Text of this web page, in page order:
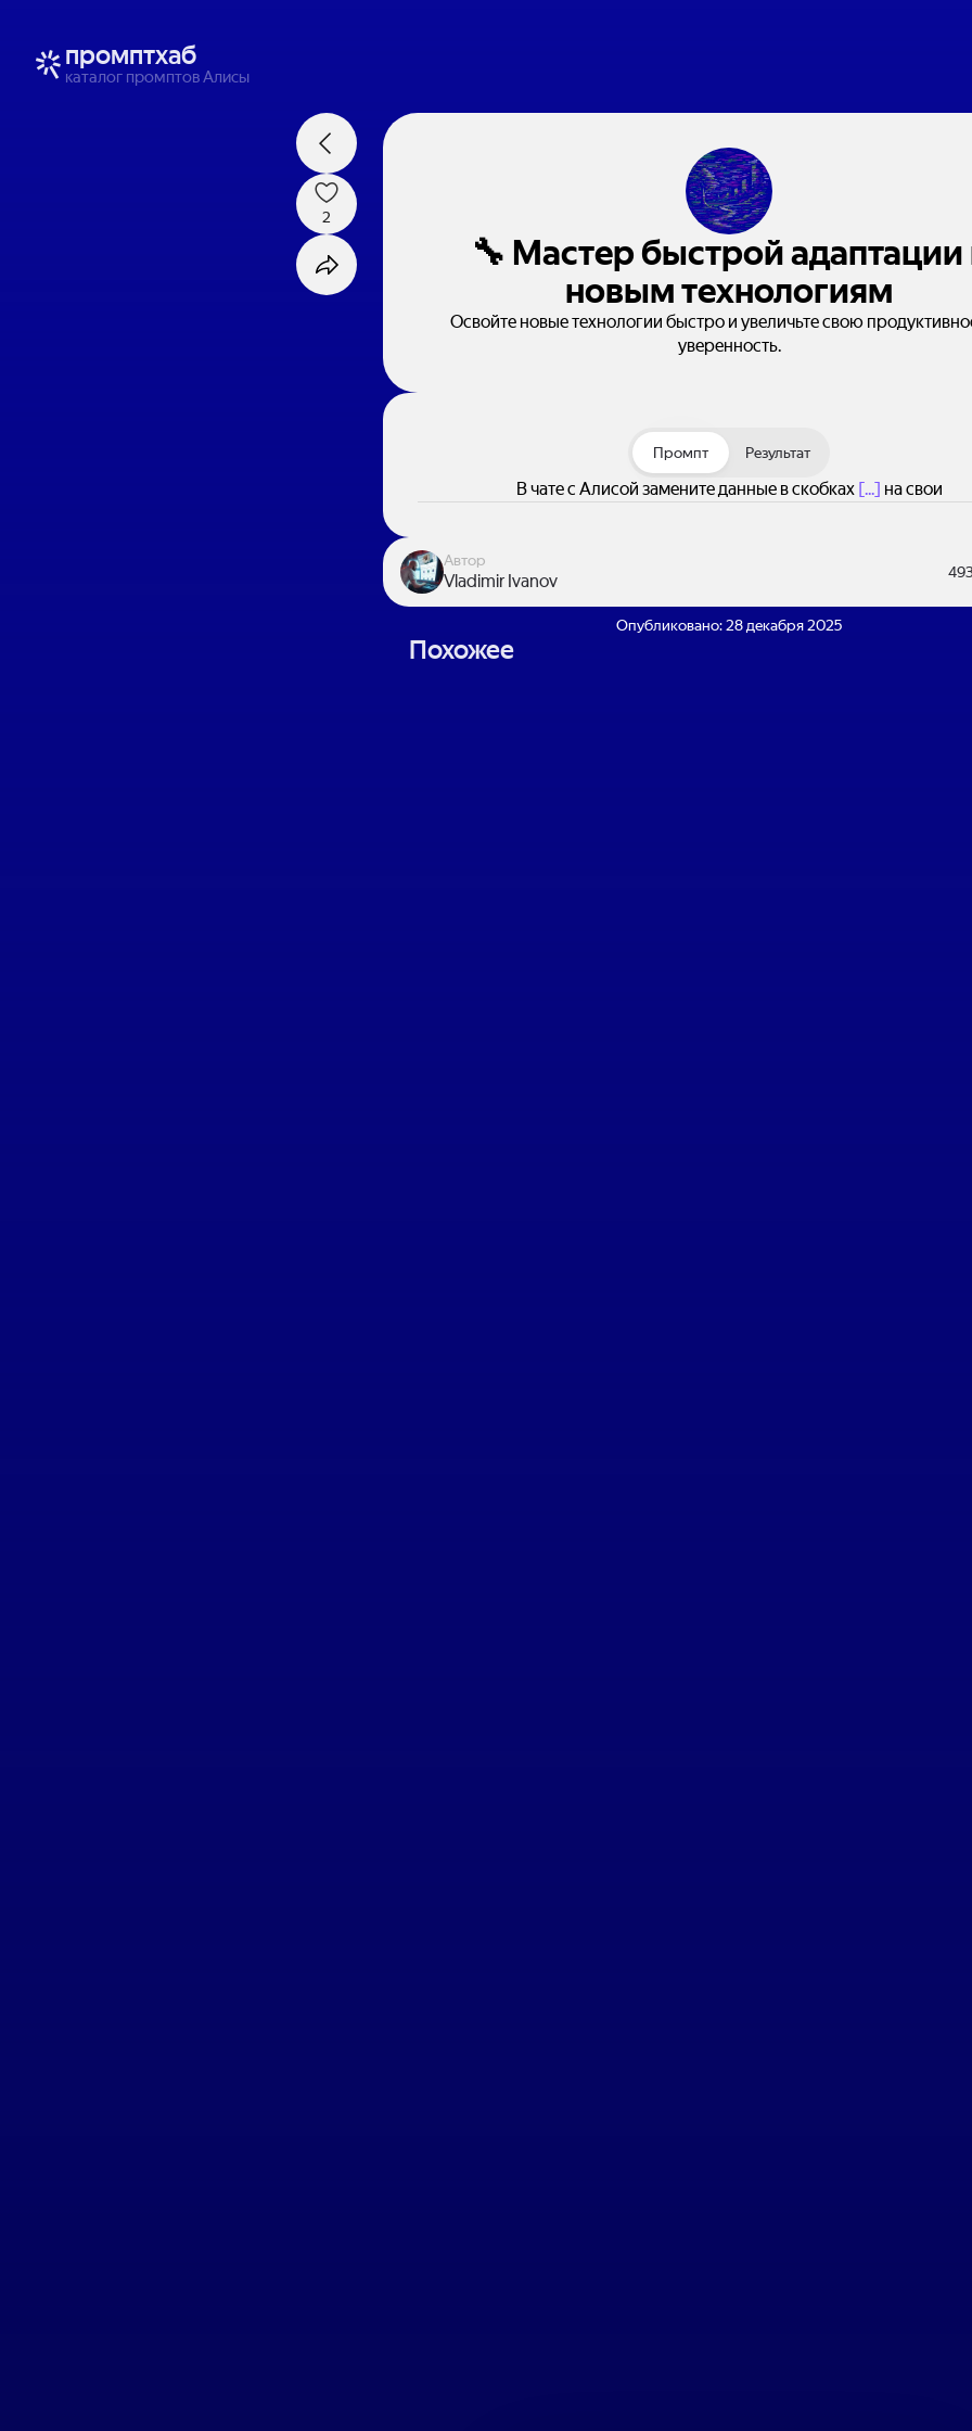
промптхаб
каталог промптов Алисы
🔧 Мастер быстрой адаптации
новым технологиям
Освойте новые технологии быстро и увеличьте свою
уверенность.
2
Промпт Результат
В чате с Алисой замените данные в скобках [...] на свои
Автор
Vladimir Ivanov
Опубликовано:28 декабря 2025
Похожее